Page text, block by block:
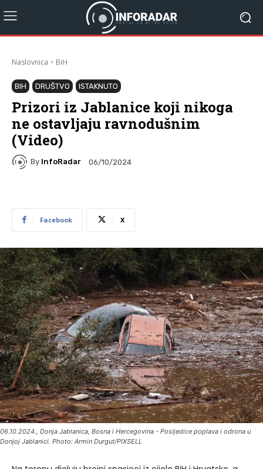
Naslovnica BiH
BIH DRUŠTVO ISTAKNUTO
Prizori iz Jablanice koji nikoga
ne ostavljaju ravnodušnim
(Video)
By InfoRadar 06/10/2024
Facebook X
06.10.2024., Donja Jablanica, Bosna i Hercegovina - Posljedice poplava i odrona u
Donjoj Jablanici. Photo: Armin Durgut/PIXSELL